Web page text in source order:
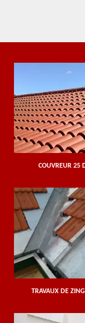
COUVREUR 25
TRAVAUX DE